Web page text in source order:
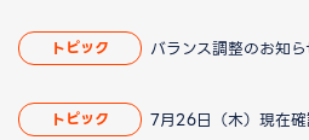
トピック バランス調整のお知
トピック